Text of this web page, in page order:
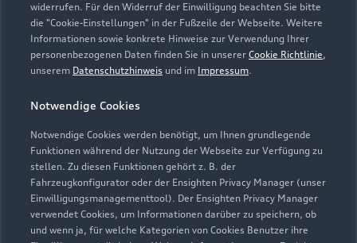
widerrufen. Für den Widerruf der Einwilligung beachten Sie bitte
die "Cookie-Einstellungen" in der Fußzeile der Webseite. Weitere
Informationen sowie konkrete Hinweise zur Verwendung Ihrer
personenbezogenen Daten finden Sie in unserer Cookie Richtlinie,
unserem Datenschutzhinweis und im Impressum.
Notwendige Cookies
Notwendige Cookies werden benötigt, um Ihnen grundlegende
Funktionen während der Nutzung der Webseite zur Verfügung zu
stellen. Zu diesen Funktionen gehört z. B. der
Fahrzeugkonfigurator oder der Ensighten Privacy Manager (unser
Einwilligungsmanagementtool). Der Ensighten Privacy Manager
verwendet Cookies, um Informationen darüber zu speichern, ob
und wenn ja, für welche Kategorien von Cookies Benutzer ihre
Zur Inspektion
Zurück nach oben